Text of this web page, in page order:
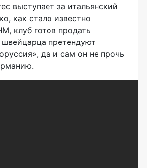
выступает за итальянский
как стало известно
клуб готов продать
претендуют
да и сам он не прочь